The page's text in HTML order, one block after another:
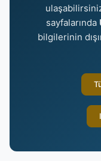
sayfalarında
bilgilerinin